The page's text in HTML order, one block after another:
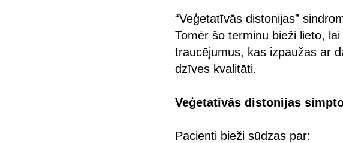
“Veģetatīvās distonijas”
Tomēr šo terminu bieži lieto,
traucējumus, kas izpaužas ar
dzīves kvalitāti.
Veģetatīvās distonijas
Pacienti bieži sūdzas par: